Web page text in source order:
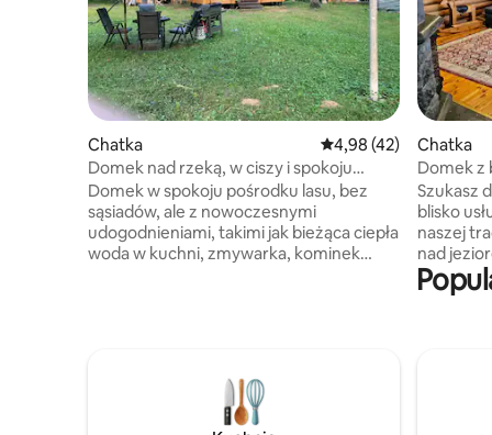
Chatka Średnia ocena: 4,98
4,98 (42)
Domek nad rzeką, w ciszy i spokoju
natury
Domek w spokoju pośrodku lasu, bez
sąsiadów, ale z nowoczesnymi
udogodnieniami, takimi jak bieżąca ciepła
woda w kuchni, zmywarka, kominek
świeżym powietrzu, wędkowania,
grzybobrania i zbierania jagód. Budynek
gospodarczy ma własną przestrzeń
Chatka
Domek z
Również
Szukasz
blisko
naszej
nad jeziorem! Domek
w
Na plaży
saunę
myć. W
20–25